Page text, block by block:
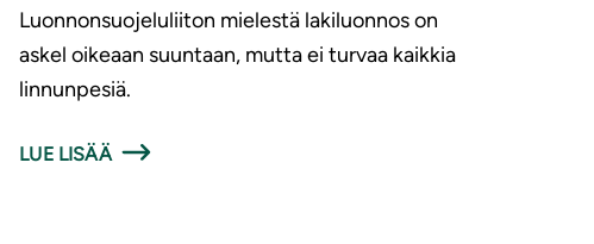
Luonnonsuojeluliiton mielestä lakiluonnos on
askel oikeaan suuntaan, mutta ei turvaa kaikkia
linnunpesiä.
LUE LISÄÄ